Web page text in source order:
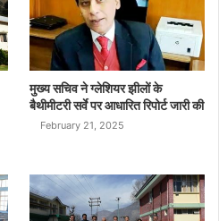
मुख्य सचिव ने ग्लेशियर झीलों के
बैथीमीटरी सर्वे पर आधारित रिपोर्ट जारी की
February 21, 2025